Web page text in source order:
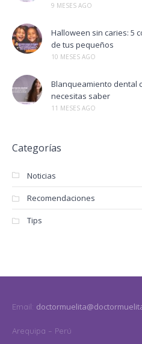
9 MESES AGO
Halloween sin caries: 5
de tus pequeños
10 MESES AGO
Blanqueamiento dental
necesitas saber
11 MESES AGO
Categorías
Noticias
Recomendaciones
Tips
Email:
Arequipa – Perú